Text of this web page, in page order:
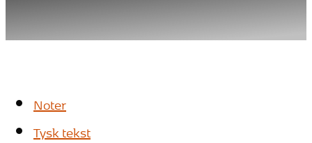
Noter
Tysk tekst